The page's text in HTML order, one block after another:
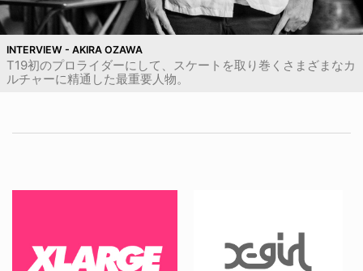
INTERVIEW - AKIRA OZAWA
T19初のプロライダーにして、スケートを取り巻くさまざまなカ
ルチャーに精通した最重要人物。